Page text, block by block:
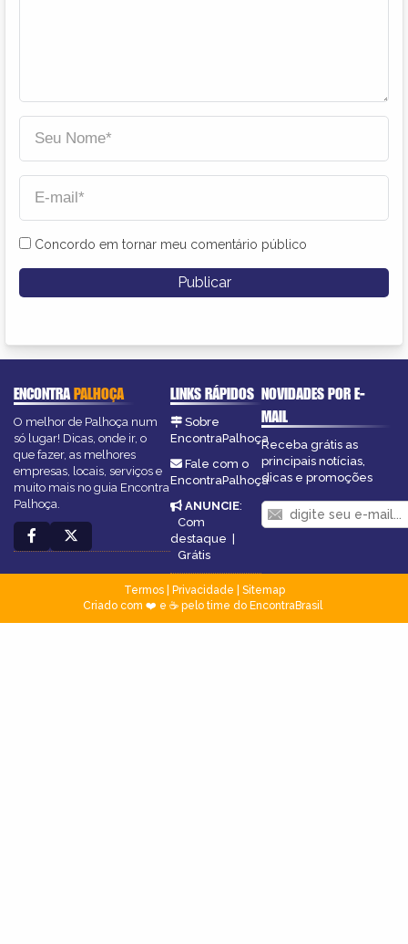
Concordo em tornar meu comentário público
ENCONTRAPALHOÇA
O melhor de Palhoça num
só lugar! Dicas, onde ir, o
que fazer, as melhores
empresas, locais, serviços e
muito mais no guia Encontra
Palhoça.
LINKS RÁPIDOS
Sobre
EncontraPalhoça
Fale com o
EncontraPalhoça
ANUNCIE:
Com
destaque
Grátis
NOVIDADES POR E-
MAIL
Receba grátis as
principais notícias,
dicas e promoções
Termos| Privacidade
Sitemap
Criado com ❤️ e ☕ pelo time do EncontraBrasil